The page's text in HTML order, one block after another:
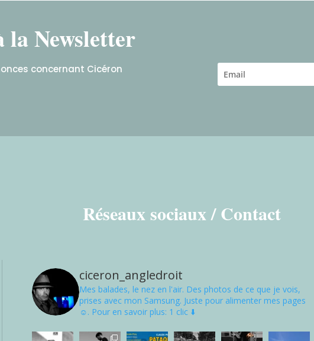
la Newsletter
concernant Cicéron
Réseaux sociaux / Contact
ciceron_angledroit
Mes balades, le nez en l'air. Des photos de ce que je vois,
prises avec mon Samsung. Juste pour alimenter mes pages
☺. Pour en savoir plus: 1 clic ⬇️